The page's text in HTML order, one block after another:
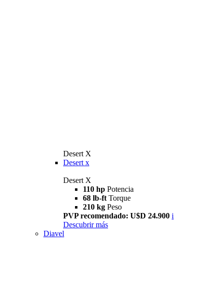
Desert X
Desert x
Desert X
110 hp Potencia
68 lb-ft Torque
210 kg Peso
PVP recomendado: U$D 24.900 i
Descubrir más
Diavel